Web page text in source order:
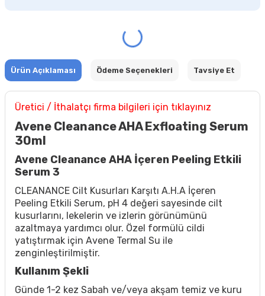
Ürün Açıklaması Ödeme Seçenekleri Tavsiye Et
Üretici / İthalatçı firma bilgileri için tıklayınız
Avene Cleanance AHA Exfloating Serum
30ml
Avene Cleanance AHA İçeren Peeling Etkili
Serum 3
CLEANANCE Cilt Kusurları Karşıtı A.H.A İçeren
Peeling Etkili Serum, pH 4 değeri sayesinde cilt
kusurlarını, lekelerin ve izlerin görünümünü
azaltmaya yardımcı olur. Özel formülü cildi
yatıştırmak için Avene Termal Su ile
zenginleştirilmiştir.
Kullanım Şekli
Günde 1-2 kez Sabah ve/veya akşam temiz ve kuru